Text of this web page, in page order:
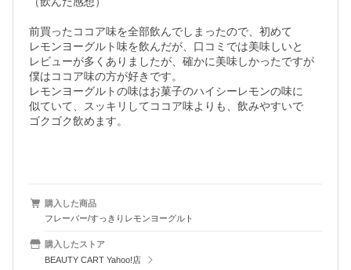
前買ったココア味を全部飲んでしまったので、初めて
レモンヨーグルト味を飲んだが、口コミでは美味しいと
レビューが多くありましたが、確かに美味しかったですが
僕はココア味の方が好きです。
レモンヨーグルトの味はお菓子のハイシーレモンの味に
似ていて、スッキリしてココア味よりも、飲みやすいで
ゴクゴク飲めます。
購入した商品
フレーバー/すっきりレモンヨーグルト
購入したストア
BEAUTY CART Yahoo!店